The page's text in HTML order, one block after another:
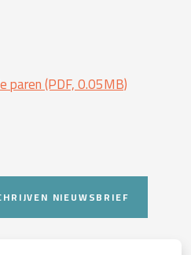
(PDF, 0.05MB)
NIEUWSBRIEF